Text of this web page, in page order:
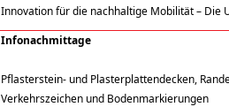
Innovation für die nachhaltige Mobilität – Die
Infonachmittage
Pflasterstein- und Plasterplattendecken,
Verkehrszeichen und Bodenmarkierungen